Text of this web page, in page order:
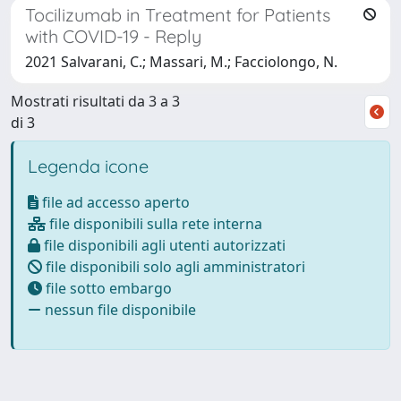
Tocilizumab in Treatment for Patients
with COVID-19 - Reply
2021 Salvarani, C.; Massari, M.; Facciolongo, N.
Mostrati risultati da 3 a 3
di 3
Legenda icone
file ad accesso aperto
file disponibili sulla rete interna
file disponibili agli utenti autorizzati
file disponibili solo agli amministratori
file sotto embargo
nessun file disponibile